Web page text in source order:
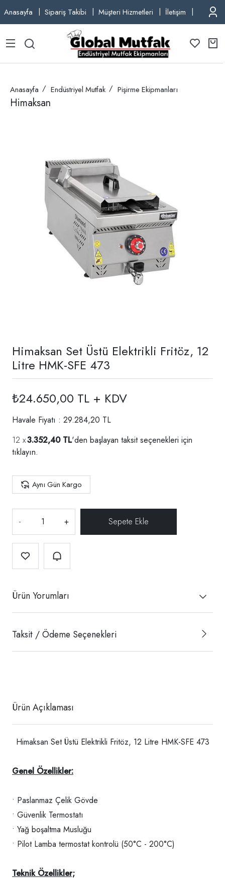
Anasayfa Sipariş Takibi Müşteri Hizmetleri İletişim TEL:
Anasayfa Endüstriyel Mutfak Pişirme Ekipmanları
Himaksan
Himaksan Set Üstü Elektrikli Fritöz, 12
Litre HMK-SFE 473
₺24.650,00 TL + KDV
Havale Fiyatı : 29.284,20 TL
3.352,40 TL'den başlayan taksit seçenekleri için
tıklayın.
Aynı Gün Kargo
- +
Ürün Yorumları
Taksit / Ödeme Seçenekleri
Ürün Açıklaması
Himaksan Set Üstü Elektrikli Fritöz, 12 Litre HMK-SFE 473
Genel Özellikler:
• Paslanmaz Çelik Gövde
• Güvenlik Termostatı
• Yağ boşaltma Musluğu
• Pilot Lamba termostat kontrolü (50°C - 200°C)
Teknik Özellikler;